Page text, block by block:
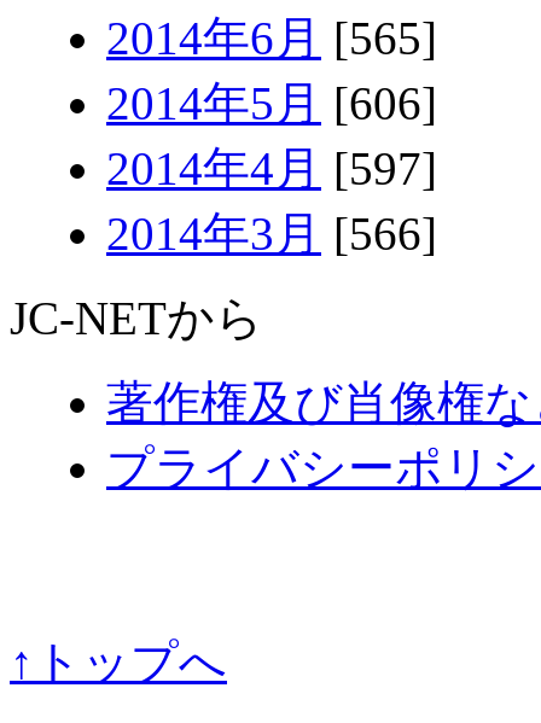
2014年6月 [565]
2014年5月 [606]
2014年4月 [597]
2014年3月 [566]
JC-NETから
著作権及び肖像権
プライバシーポリ
↑トップへ